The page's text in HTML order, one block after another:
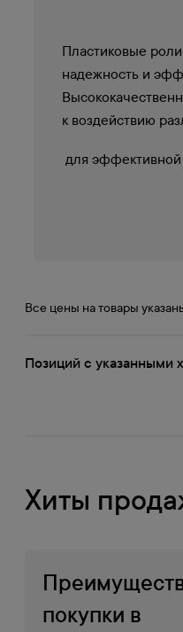
Пластиковые
надежность и
к воздействию
для
Все цены на товары
Позиций с указанными
Хиты
покупки в